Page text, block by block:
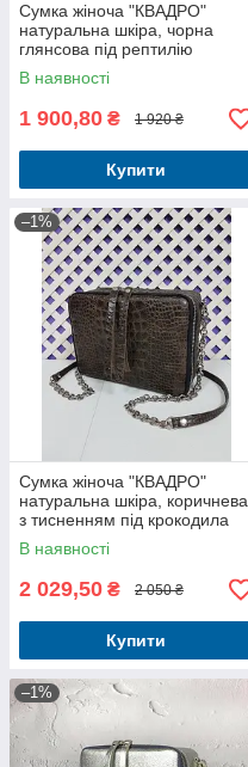
Сумка жіноча "КВАДРО"
натуральна шкіра, чорна
глянсова під рептилію
В наявності
1 900,80 ₴ 1 920 ₴
Купити
–1%
Сумка жіноча "КВАДРО"
натуральна шкіра, коричнева
з тисненням під крокодила
В наявності
2 029,50 ₴ 2 050 ₴
Купити
–1%